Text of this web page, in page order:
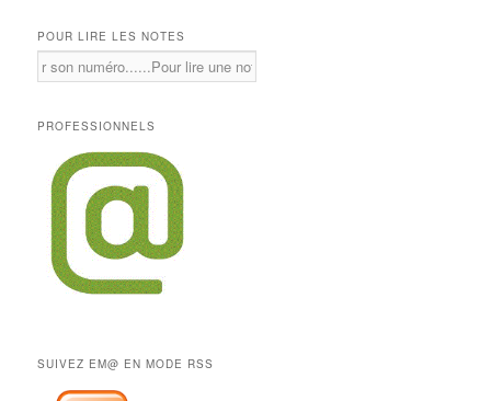
POUR LIRE LES NOTES
PROFESSIONNELS
SUIVEZ EM@ EN MODE RSS